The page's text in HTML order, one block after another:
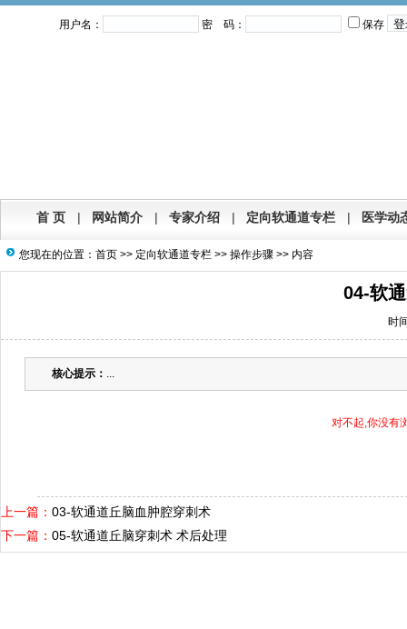
用户名： 密 码： 保存
首 页 | 网站简介 | 专家介绍 | 定向软通道专栏 | 医学动
您现在的位置： 首页 >> 定向软通道专栏 >> 操作步骤 >> 内容
04-软
时
核心提示： ...
对不起,你没有
上一篇： 03-软通道丘脑血肿腔穿刺术
下一篇： 05-软通道丘脑穿刺术 术后处理